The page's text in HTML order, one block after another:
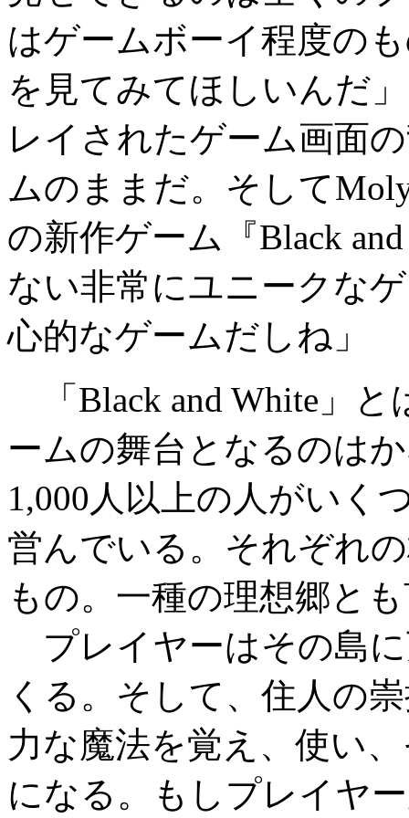
はゲームボーイ程度の
を見てみてほしいんだ
レイされたゲーム画面
ムのままだ。そして
の新作ゲーム『Black
ない非常にユニークな
心的なゲームだしね」
「Black and White」
ームの舞台となるのは
1,000人以上の人がいく
営んでいる。それぞれ
もの。一種の理想郷と
プレイヤーはその島
くる。そして、住人の
力な魔法を覚え、使い
になる。もしプレイヤ